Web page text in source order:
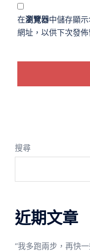
在瀏覽器中儲存顯
網址，以供下次發佈
搜尋
近期文章
“我多跑兩步，再快